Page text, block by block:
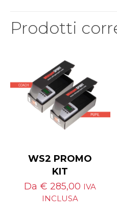
Prodotti
WS2 PROMO
KIT
Da € 285,00 IVA
INCLUSA